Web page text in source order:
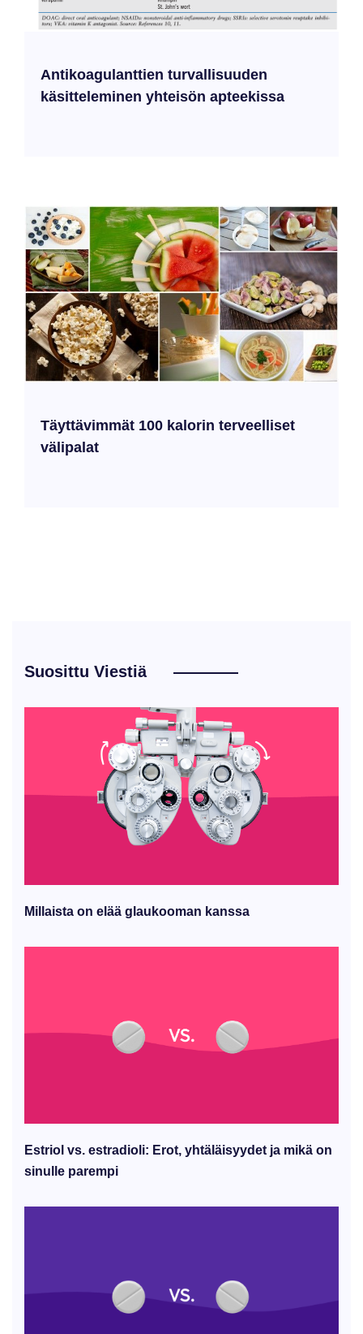
Antikoagulanttien turvallisuuden
käsitteleminen yhteisön apteekissa
Täyttävimmät 100 kalorin terveelliset
välipalat
Suosittu Viestiä
Millaista on elää glaukooman kanssa
Estriol vs. estradioli: Erot, yhtäläisyydet ja mikä on
sinulle parempi